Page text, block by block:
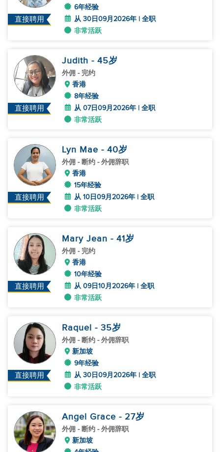
直接聘用
6年经验
从 30日09月2026年 | 全职
非常活跃
直接聘用
Judith - 45岁
外佣 - 完约
香港
8年经验
从 07日09月2026年 | 全职
非常活跃
直接聘用
Lyn Mae - 40岁
外佣 - 断约 - 外佣辞职
香港
15年经验
从 10日09月2026年 | 全职
非常活跃
直接聘用
Mary Jean - 41岁
外佣 - 完约
香港
10年经验
从 09日10月2026年 | 全职
非常活跃
直接聘用
Raquel - 35岁
外佣 - 断约 - 外佣辞职
新加坡
9年经验
从 30日09月2026年 | 全职
非常活跃
Angel Grace - 27岁
外佣 - 断约 - 外佣辞职
新加坡